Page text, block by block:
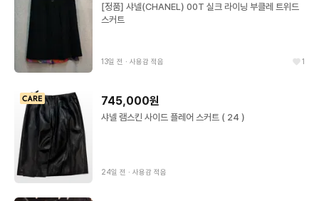
[정품] 샤넬(CHANEL) 00T 실크 라이닝 부클레 트위드
스커트
13일 전 ∙ 사용감 적음 1
745,000원
샤넬 램스킨 사이드 플레어 스커트 ( 24 )
24일 전 ∙ 사용감 적음